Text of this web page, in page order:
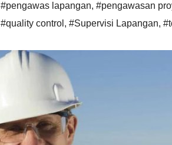
#pengawas lapangan, #pengawasan
#quality control , #Supervisi Lapangan,